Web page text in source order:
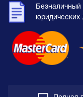
Безналичный
юридических